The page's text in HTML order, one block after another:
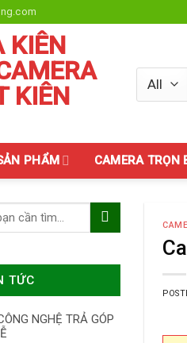
PHẨM CAMERA TRỌN
TỨC
NGHỆ TRẢ GÓP